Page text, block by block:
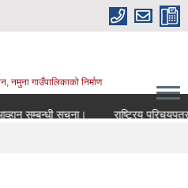
नमुना गाउँपालिकाको निर्माण
सूचना।
राष्ट्रिय परिचयपत्र